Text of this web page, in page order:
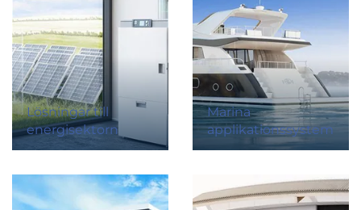
Lösningar till
energisektorn
Marina
applikationssystem